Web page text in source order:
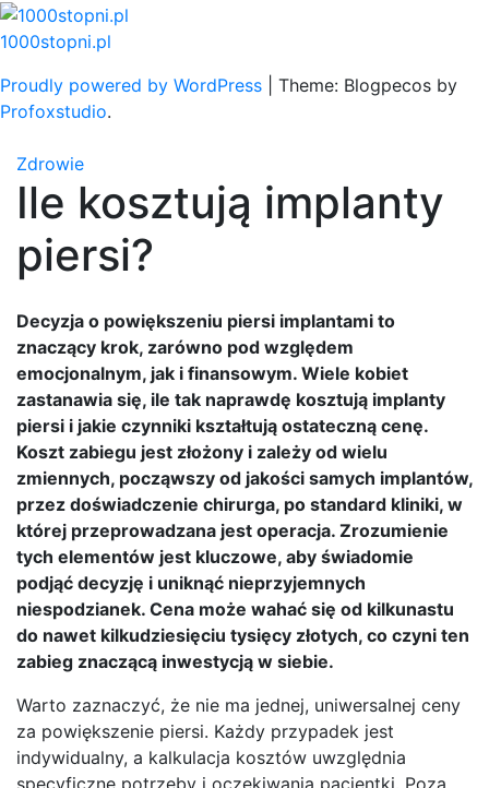
Skip
to
1000stopni.pl
Proudly powered by WordPress
Theme: Blogpecos by
Profoxstudio.
Zdrowie
Ile kosztują implanty
piersi?
Decyzja o powiększeniu piersi implantami to
znaczący krok, zarówno pod względem
emocjonalnym, jak i finansowym. Wiele kobiet
zastanawia się, ile tak naprawdę kosztują implanty
piersi i jakie czynniki kształtują ostateczną cenę.
Koszt zabiegu jest złożony i zależy od wielu
zmiennych, począwszy od jakości samych implantów,
przez doświadczenie chirurga, po standard kliniki, w
której przeprowadzana jest operacja. Zrozumienie
tych elementów jest kluczowe, aby świadomie
podjąć decyzję i uniknąć nieprzyjemnych
niespodzianek. Cena może wahać się od kilkunastu
do nawet kilkudziesięciu tysięcy złotych, co czyni ten
zabieg znaczącą inwestycją w siebie.
Warto zaznaczyć, że nie ma jednej, uniwersalnej ceny
za powiększenie piersi. Każdy przypadek jest
indywidualny, a kalkulacja kosztów uwzględnia
specyficzne potrzeby i oczekiwania pacjentki. Poza